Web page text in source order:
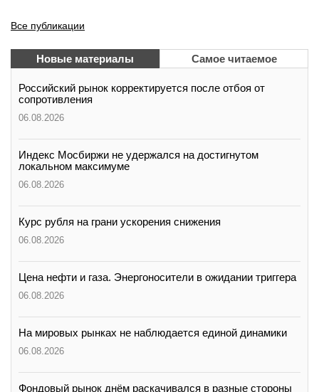
Все публикации
Новые материалы Самое читаемое
Российский рынок корректируется после отбоя от
сопротивления
06.08.2026
Индекс Мосбиржи не удержался на достигнутом
локальном максимуме
06.08.2026
Курс рубля на грани ускорения снижения
06.08.2026
Цена нефти и газа. Энергоносители в ожидании триггера
06.08.2026
На мировых рынках не наблюдается единой динамики
06.08.2026
Фондовый рынок днём раскачивался в разные стороны